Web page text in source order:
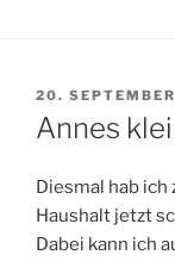
AM
20.
Annes
Diesmal hab
Haushalt jetzt
Dabei kann ich